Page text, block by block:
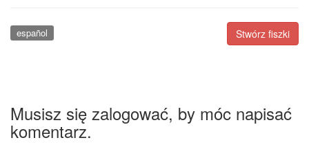
Stwórz fiszki
español
Musisz się zalogować, by móc napisać
komentarz.